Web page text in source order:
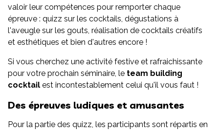
valoir leur compétences pour remporter chaque
épreuve : quizz sur les cocktails, dégustations à
l'aveugle sur les gouts, réalisation de cocktails créatifs
et esthétiques et bien d'autres encore !
Si vous cherchez une activité festive et rafraichissante
pour votre prochain séminaire, le team building
cocktail est incontestablement celui qu'il vous faut !
Des épreuves ludiques et amusantes
Pour la partie des quizz, les participants sont répartis en